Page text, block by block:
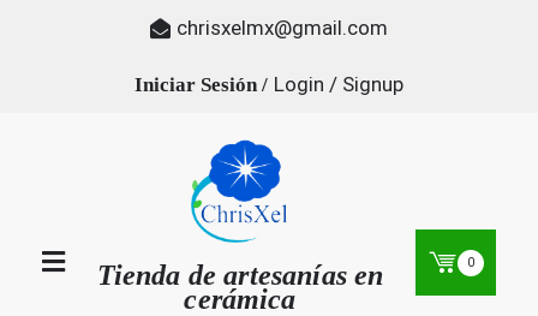
chrisxelmx@gmail.com
Login / Signup
Tienda de artesanías en
cerámica
0